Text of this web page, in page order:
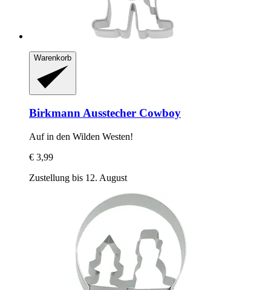
Warenkorb
Birkmann Ausstecher Cowboy
Auf in den Wilden Westen!
€ 3,99
Zustellung bis 12. August